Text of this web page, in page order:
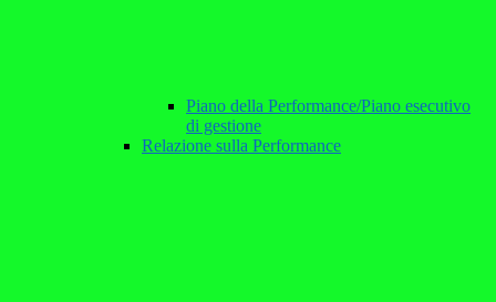
Piano della Performance/Piano esecutivo
di gestione
Relazione sulla Performance